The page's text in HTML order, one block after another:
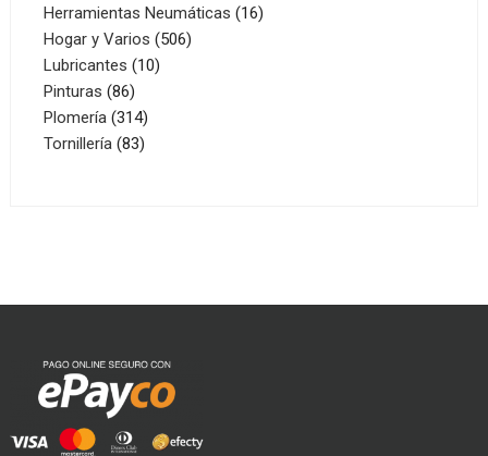
productos
Herramientas Neumáticas 1616
Hogar y Varios 506506
Lubricantes 1010
Pinturas 8686
productos
Plomería 314314
productos
Tornillería 8383